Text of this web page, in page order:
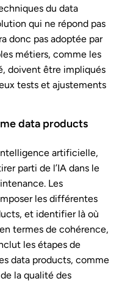
du data
qui ne répond pas
donc pas adoptée par
métiers, comme les
doivent être impliqués
tests et ajustements
data products
artificielle,
parti de l’IA dans le
Les
les différentes
et identifier là où
termes de cohérence,
les étapes de
data products, comme
la qualité des